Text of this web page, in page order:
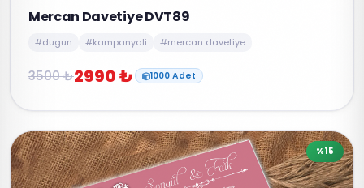
Mercan Davetiye DVT89
#dugun #kampanyali #mercan davetiye
3500 ₺2990 ₺ 1000 Adet
%15